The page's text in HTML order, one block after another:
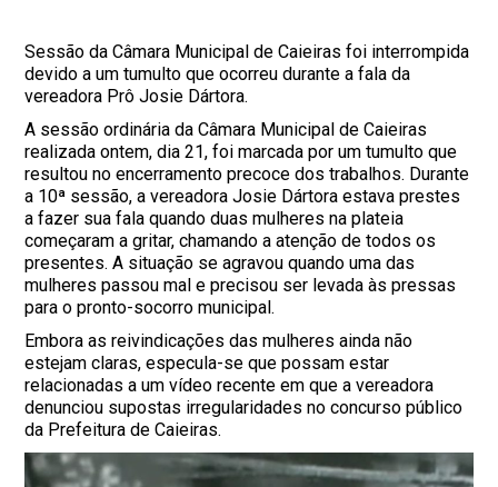
Sessão da Câmara Municipal de Caieiras foi interrompida
devido a um tumulto que ocorreu durante a fala da
vereadora Prô Josie Dártora.
A sessão ordinária da Câmara Municipal de Caieiras
realizada ontem, dia 21, foi marcada por um tumulto que
resultou no encerramento precoce dos trabalhos. Durante
a 10ª sessão, a vereadora Josie Dártora estava prestes
a fazer sua fala quando duas mulheres na plateia
começaram a gritar, chamando a atenção de todos os
presentes. A situação se agravou quando uma das
mulheres passou mal e precisou ser levada às pressas
para o pronto-socorro municipal.
Embora as reivindicações das mulheres ainda não
estejam claras, especula-se que possam estar
relacionadas a um vídeo recente em que a vereadora
denunciou supostas irregularidades no concurso público
da Prefeitura de Caieiras.